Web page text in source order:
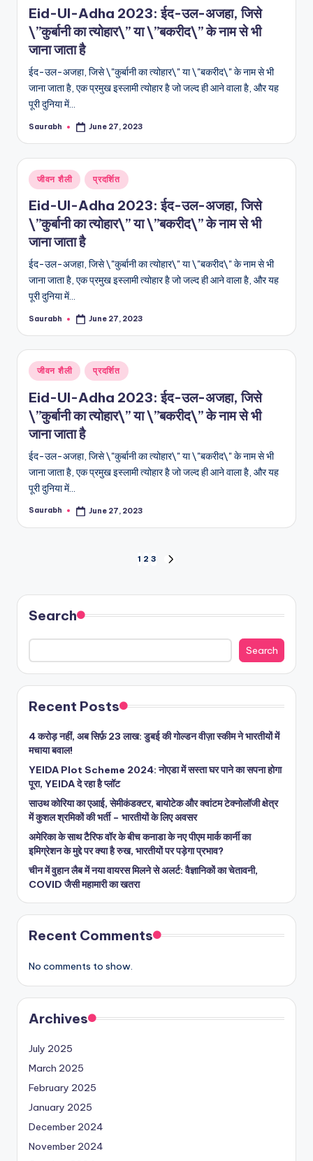
Eid-Ul-Adha 2023: ईद-उल-अजहा, जिसे
\”कुर्बानी का त्योहार\” या \”बकरीद\” के नाम से भी
जाना जाता है
ईद-उल-अजहा, जिसे \"कुर्बानी का त्योहार\" या \"बकरीद\" के नाम से भी
जाना जाता है, एक प्रमुख इस्लामी त्योहार है जो जल्द ही आने वाला है, और यह
पूरी दुनिया में…
Posted
Saurabh June 27, 2023
Posted
in
जीवन शैली प्रदर्शित
Eid-Ul-Adha 2023: ईद-उल-अजहा, जिसे
\”कुर्बानी का त्योहार\” या \”बकरीद\” के नाम से भी
जाना जाता है
ईद-उल-अजहा, जिसे \"कुर्बानी का त्योहार\" या \"बकरीद\" के नाम से भी
जाना जाता है, एक प्रमुख इस्लामी त्योहार है जो जल्द ही आने वाला है, और यह
पूरी दुनिया में…
Posted
Saurabh June 27, 2023
Posted
जीवन शैली प्रदर्शित
Eid-Ul-Adha 2023: ईद-उल-अजहा, जिसे
\”कुर्बानी का त्योहार\” या \”बकरीद\” के नाम से भी
जाना जाता है
ईद-उल-अजहा, जिसे \"कुर्बानी का त्योहार\" या \"बकरीद\" के नाम से भी
जाना जाता है, एक प्रमुख इस्लामी त्योहार है जो जल्द ही आने वाला है, और यह
पूरी दुनिया में…
Posted
Saurabh June 27, 2023
pagination
1 2 3
Search
Search
Recent Posts
4 करोड़ नहीं, अब सिर्फ़ 23 लाख: डुबई की गोल्डन वीज़ा स्कीम ने भारतीयों में
मचाया बवाल!
YEIDA Plot Scheme 2024: नोएडा में सस्ता घर पाने का सपना होगा
पूरा, YEIDA दे रहा है प्लॉट
साउथ कोरिया का एआई, सेमीकंडक्टर, बायोटेक और क्वांटम टेक्नोलॉजी क्षेत्र
में कुशल श्रमिकों की भर्ती – भारतीयों के लिए अवसर
अमेरिका के साथ टैरिफ वॉर के बीच कनाडा के नए पीएम मार्क कार्नी का
इमिग्रेशन के मुद्दे पर क्या है रुख, भारतीयों पर पड़ेगा प्रभाव?
चीन में वुहान लैब में नया वायरस मिलने से अलर्ट: वैज्ञानिकों का चेतावनी,
COVID जैसी महामारी का खतरा
Recent Comments
No comments to show.
Archives
July 2025
March 2025
February 2025
January 2025
December 2024
November 2024